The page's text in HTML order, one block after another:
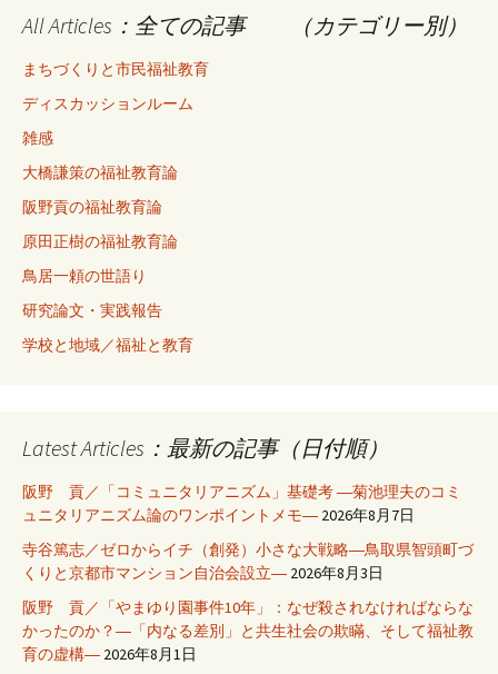
All Articles：全ての記事 （カテゴリー別）
まちづくりと市民福祉教育
ディスカッションルーム
雑感
大橋謙策の福祉教育論
阪野貢の福祉教育論
原田正樹の福祉教育論
鳥居一頼の世語り
研究論文・実践報告
学校と地域／福祉と教育
Latest Articles：最新の記事（日付順）
阪野 貢／「コミュニタリアニズム」基礎考 ―菊池理夫のコミ
ュニタリアニズム論のワンポイントメモ― 2026年8月7日
寺谷篤志／ゼロからイチ（創発）小さな大戦略―鳥取県智頭町づ
くりと京都市マンション自治会設立― 2026年8月3日
阪野 貢／「やまゆり園事件10年」：なぜ殺されなければならな
かったのか？―「内なる差別」と共生社会の欺瞞、そして福祉教
育の虚構― 2026年8月1日